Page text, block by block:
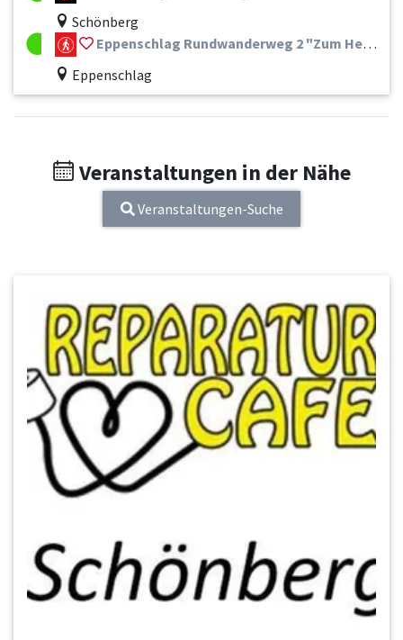
Schönberg
Eppenschlag Rundwanderweg 2 "Zum Hessenstein"
Eppenschlag
Veranstaltungen in der Nähe
Veranstaltungen-Suche